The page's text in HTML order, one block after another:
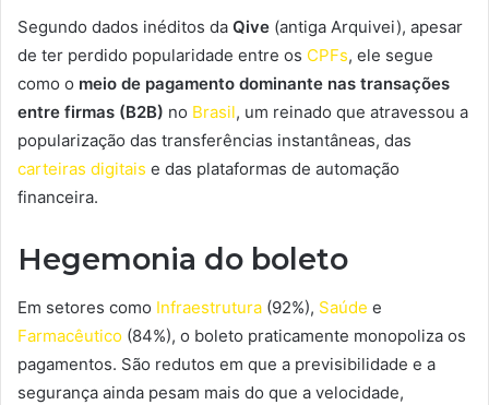
Segundo dados inéditos da Qive (antiga Arquivei), apesar
de ter perdido popularidade entre os CPFs, ele segue
como o meio de pagamento dominante nas transações
entre firmas (B2B) no Brasil, um reinado que atravessou a
popularização das transferências instantâneas, das
carteiras digitais e das plataformas de automação
financeira.
Hegemonia do boleto
Em setores como Infraestrutura (92%), Saúde e
Farmacêutico (84%), o boleto praticamente monopoliza os
pagamentos. São redutos em que a previsibilidade e a
segurança ainda pesam mais do que a velocidade,